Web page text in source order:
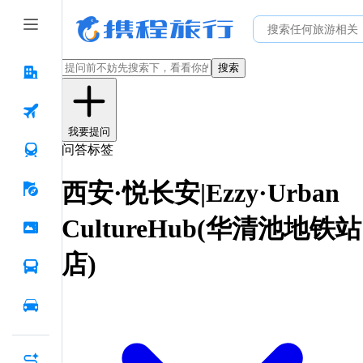
搜索
我要提问
问答标签
西安·悦长安|Ezzy·Urban
CultureHub(华清池地铁站
店)